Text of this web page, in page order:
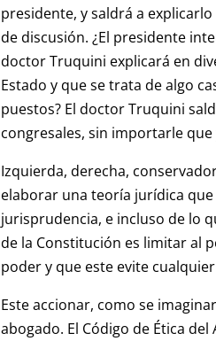
presidente, y saldrá a
de discusión. ¿El presidente
doctor Truquini explicará en
Estado y que se trata de algo
puestos? El doctor Truquini
congresales, sin importarle
Izquierda, derecha,
elaborar una teoría jurídica
jurisprudencia, e incluso de lo
de la Constitución es limitar al
poder y que este evite
Este accionar, como se
abogado. El Código de Ética